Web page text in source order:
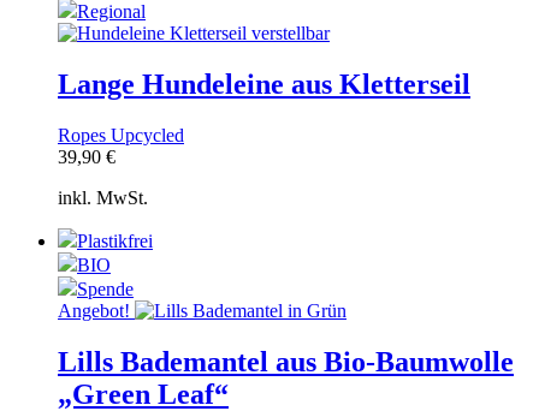
Regional
Lange Hundeleine aus Kletterseil
Ropes Upcycled
39,90 €
inkl. MwSt.
Plastikfrei
BIO
Spende
Angebot!
Lills Bademantel aus Bio-Baumwolle
„Green Leaf“